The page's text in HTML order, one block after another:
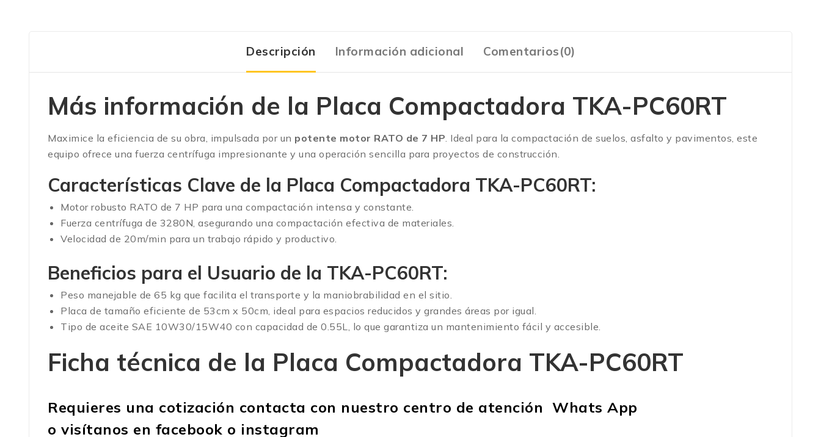
Descripción Información adicional Comentarios(0)
Más información de la Placa Compactadora TKA-PC60RT
Maximice la eficiencia de su obra, impulsada por un potente motor RATO de 7 HP. Ideal para la compactación de suelos, asfalto y pavimentos, este
equipo ofrece una fuerza centrífuga impresionante y una operación sencilla para proyectos de construcción.
Características Clave de la Placa Compactadora TKA-PC60RT:
Motor robusto RATO de 7 HP para una compactación intensa y constante.
Fuerza centrífuga de 3280N, asegurando una compactación efectiva de materiales.
Velocidad de 20m/min para un trabajo rápido y productivo.
Beneficios para el Usuario de la TKA-PC60RT:
Peso manejable de 65 kg que facilita el transporte y la maniobrabilidad en el sitio.
Placa de tamaño eficiente de 53cm x 50cm, ideal para espacios reducidos y grandes áreas por igual.
Tipo de aceite SAE 10W30/15W40 con capacidad de 0.55L, lo que garantiza un mantenimiento fácil y accesible.
Ficha técnica de la Placa Compactadora TKA-PC60RT
Requieres una cotización contacta con nuestro centro de atención Whats App
o visítanos en facebook o instagram